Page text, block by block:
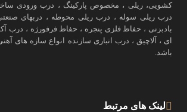
کشویی، ریلی ، مخصوص پارکینگ ، درب ورودی
درب ریلی سوله ، درب ریلی محوطه ، دربهای
بادبزنی ، حفاظ فلزی پنجره ، حفاظ فرفورژه ، درب
ای ، آلاچیق ، درب انباری سازنده انواع سازه های
باشد.
لینک های مرتبط